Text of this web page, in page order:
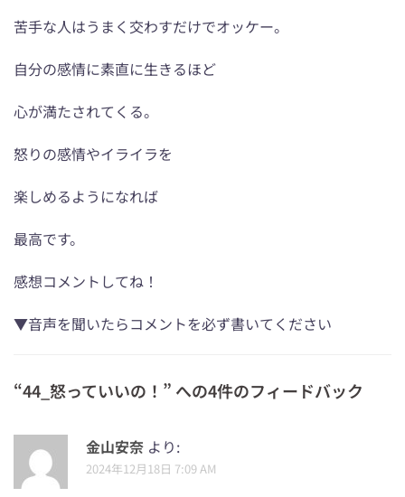
苦手な人はうまく交わすだけでオッケー。
自分の感情に素直に生きるほど
心が満たされてくる。
怒りの感情やイライラを
楽しめるようになれば
最高です。
感想コメントしてね！
▼音声を聞いたらコメントを必ず書いてください
“44_怒っていいの！ ” への4件のフィードバック
金山安奈 より:
2024年12月18日 7:09 AM